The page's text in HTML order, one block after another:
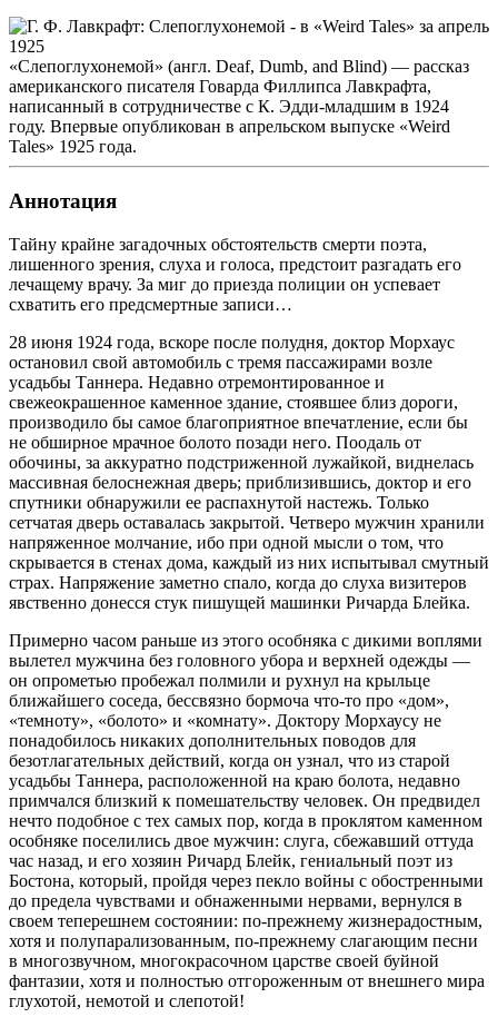
«Слепоглухонемой» (англ. Deaf, Dumb, and Blind) — рассказ
американского писателя Говарда Филлипса Лавкрафта,
написанный в сотрудничестве с К. Эдди-младшим в 1924
году. Впервые опубликован в апрельском выпуске «Weird
Tales» 1925 года.
Аннотация
Тайну крайне загадочных обстоятельств смерти поэта,
лишенного зрения, слуха и голоса, предстоит разгадать его
лечащему врачу. За миг до приезда полиции он успевает
схватить его предсмертные записи…
28 июня 1924 года, вскоре после полудня, доктор Морхаус
остановил свой автомобиль с тремя пассажирами возле
усадьбы Таннера. Недавно отремонтированное и
свежеокрашенное каменное здание, стоявшее близ дороги,
производило бы самое благоприятное впечатление, если бы
не обширное мрачное болото позади него. Поодаль от
обочины, за аккуратно подстриженной лужайкой, виднелась
массивная белоснежная дверь; приблизившись, доктор и его
спутники обнаружили ее распахнутой настежь. Только
сетчатая дверь оставалась закрытой. Четверо мужчин хранили
напряженное молчание, ибо при одной мысли о том, что
скрывается в стенах дома, каждый из них испытывал смутный
страх. Напряжение заметно спало, когда до слуха визитеров
явственно донесся стук пишущей машинки Ричарда Блейка.
Примерно часом раньше из этого особняка с дикими воплями
вылетел мужчина без головного убора и верхней одежды —
он опрометью пробежал полмили и рухнул на крыльце
ближайшего соседа, бессвязно бормоча что-то про «дом»,
«темноту», «болото» и «комнату». Доктору Морхаусу не
понадобилось никаких дополнительных поводов для
безотлагательных действий, когда он узнал, что из старой
усадьбы Таннера, расположенной на краю болота, недавно
примчался близкий к помешательству человек. Он предвидел
нечто подобное с тех самых пор, когда в проклятом каменном
особняке поселились двое мужчин: слуга, сбежавший оттуда
час назад, и его хозяин Ричард Блейк, гениальный поэт из
Бостона, который, пройдя через пекло войны с обостренными
до предела чувствами и обнаженными нервами, вернулся в
своем теперешнем состоянии: по-прежнему жизнерадостным,
хотя и полупарализованным, по-прежнему слагающим песни
в многозвучном, многокрасочном царстве своей буйной
фантазии, хотя и полностью отгороженным от внешнего мира
глухотой, немотой и слепотой!